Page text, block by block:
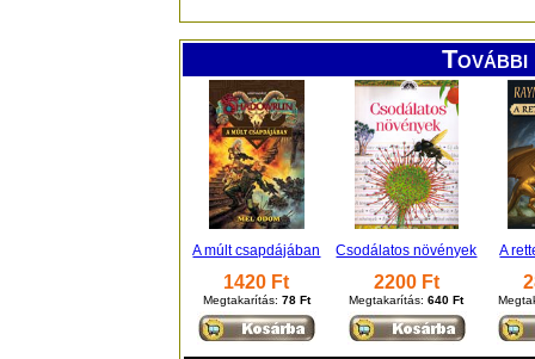
A múlt csapdájában Csodálatos növények A
1420 Ft
Megtakarítás: 78 Ft
2200 Ft
Megtakarítás:640 Ft